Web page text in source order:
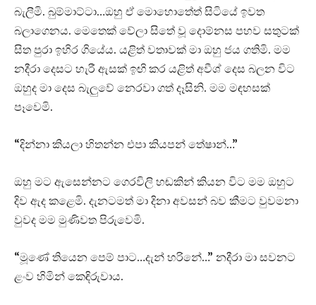
බැලීමි. බුම්මාට්ටා…ඔහු ඒ මොහොතේත් සිටියේ ඉවත
බලාගෙනය. මෙතෙක් වේලා සිතේ වූ දොම්නස පහව සතුටක්
සිත පුරා ඉහිර ගියේය. යළිත් වතාවක් මා ඔහු ජය ගතිමි. මම
නදීරා දෙසට හැරී ඇසක් ඉඟි කර යළිත් අවීශ් දෙස බලන විට
ඔහුද මා දෙස බැලුවේ නෙරවා ගත් දෑසිනි. මම මඳහසක්
පෑවෙමි.
“දින්නා කියලා හිතන්න එපා කියපන් තේෂාන්…”
ඔහු මට ඇසෙන්නට ගෙරවිලි හඬකින් කියන විට මම ඔහුට
දිව ඇද කළෙමි. දැනටමත් මා දිනා අවසන්‍ බව කීමට වුවමනා
වුවද මම මුණිවත පිරුවෙමි.
“මූණේ තියෙන පෙම් පාට…දැන් හරිනේ…” නදීරා මා සවනට
ළංව හිමින් කෙඳිරුවාය.